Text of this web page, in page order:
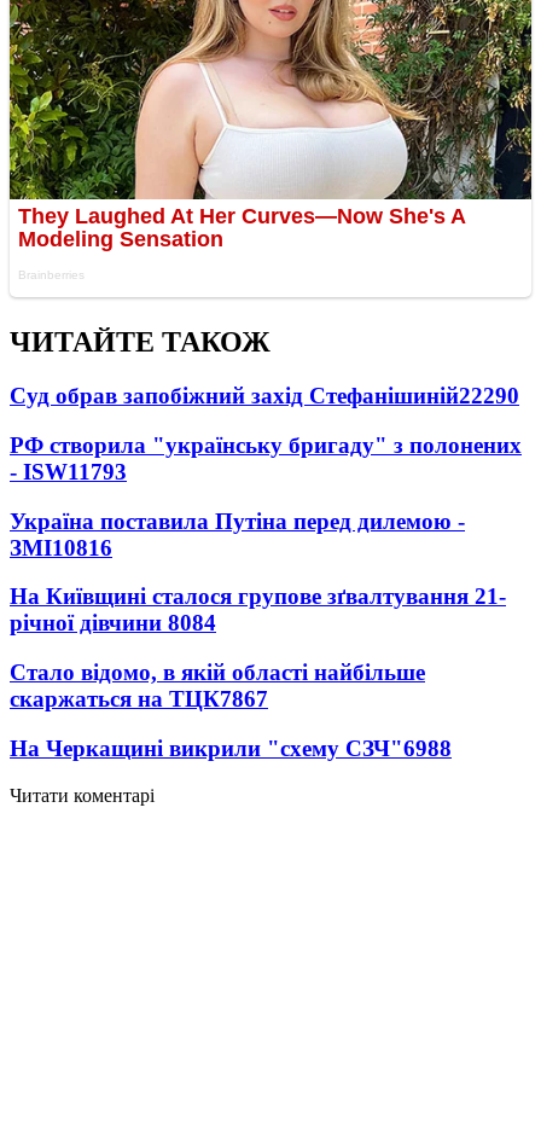
ЧИТАЙТЕ ТАКОЖ
Суд обрав запобіжний захід Стефанішиній22290
РФ створила "українську бригаду" з полонених
- ISW11793
Україна поставила Путіна перед дилемою -
ЗМІ10816
На Київщині сталося групове зґвалтування 21-
річної дівчини 8084
Стало відомо, в якій області найбільше
скаржаться на ТЦК7867
На Черкащині викрили "схему СЗЧ"6988
Читати коментарі